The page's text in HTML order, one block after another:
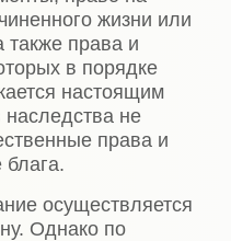
жизни или
также права и
в порядке
настоящим
наследства не
права и
осуществляется
Однако по